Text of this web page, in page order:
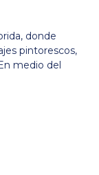
donde
pintorescos,
medio del